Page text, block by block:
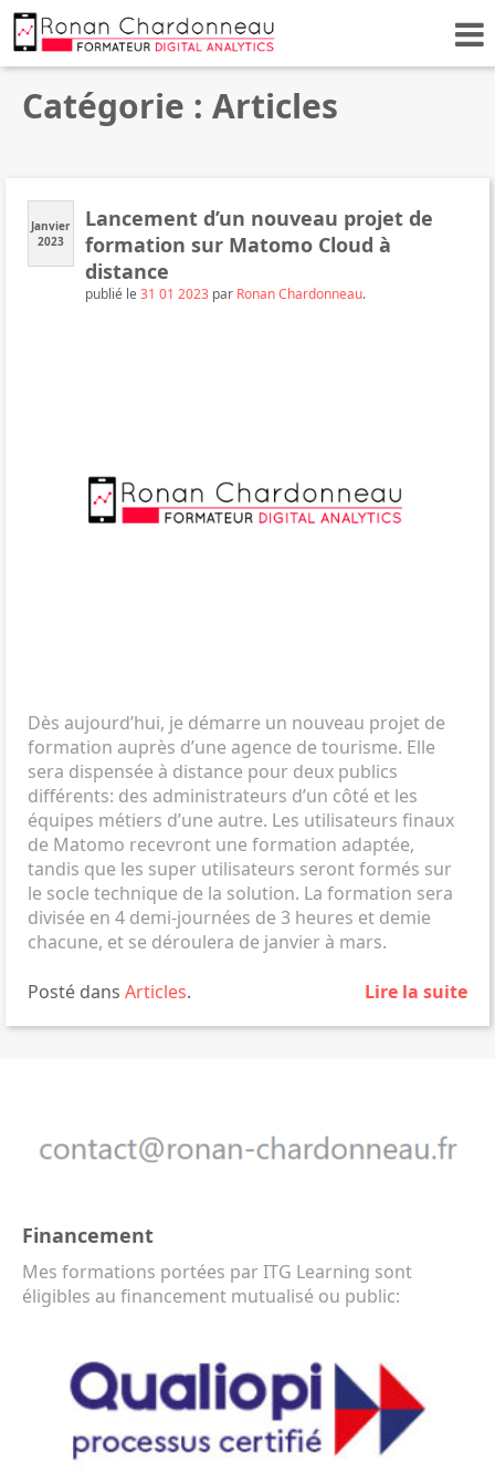
Catégorie : Articles
Janvier
2023
Lancement d’un nouveau projet de
formation sur Matomo Cloud à
distance
publié le31 01 2023 par Ronan Chardonneau.
Posté dans Articles.
Dès aujourd’hui, je démarre un nouveau projet de
formation auprès d’une agence de tourisme. Elle
sera dispensée à distance pour deux publics
différents: des administrateurs d’un côté et les
équipes métiers d’une autre. Les utilisateurs finaux
de Matomo recevront une formation adaptée,
tandis que les super utilisateurs seront formés sur
le socle technique de la solution. La formation sera
divisée en 4 demi-journées de 3 heures et demie
chacune, et se déroulera de janvier à mars.
Lire la suite
Financement
Mes formations portées par ITG Learning sont
éligibles au financement mutualisé ou public: